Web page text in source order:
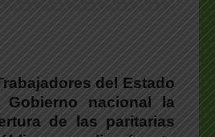
del Estado
Gobierno nacional la
de las paritarias